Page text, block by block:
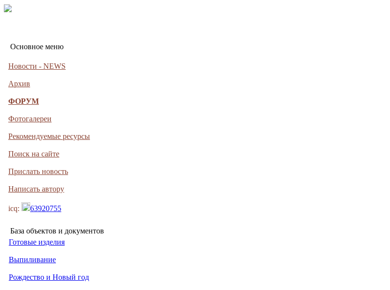
Основное меню
Новости - NEWS
Архив
ФОРУМ
Фотогалереи
Рекомендуемые ресурсы
Поиск на сайте
Прислать новость
Написать автору
icq: 63920755
База объектов и документов
Готовые изделия
Выпиливание
Рождество и Новый год